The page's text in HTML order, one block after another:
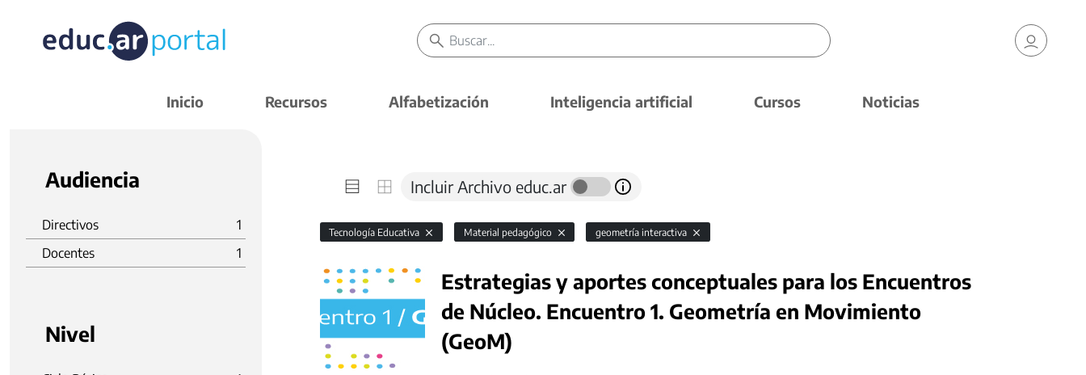
Inicio Recursos Alfabetización Inteligencia artificial Cursos Noticias
Audiencia
Directivos
1
Docentes
1
Nivel
Incluir Archivo educ.ar
Tecnología Educativa Material pedagógico geometría interactiva
Estrategias y aportes conceptuales para los Encuentros
de Núcleo. Encuentro 1. Geometría en Movimiento
(GeoM)